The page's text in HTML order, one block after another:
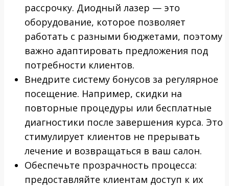
рассрочку. Диодный лазер — это
оборудование, которое позволяет
работать с разными бюджетами, поэтому
важно адаптировать предложения под
потребности клиентов.
Внедрите систему бонусов за регулярное
посещение. Например, скидки на
повторные процедуры или бесплатные
диагностики после завершения курса. Это
стимулирует клиентов не прерывать
лечение и возвращаться в ваш салон.
Обеспечьте прозрачность процесса:
предоставляйте клиентам доступ к их